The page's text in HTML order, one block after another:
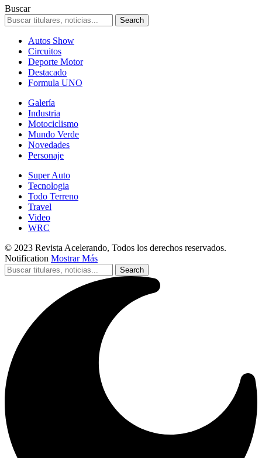
Buscar
Autos Show
Circuitos
Deporte Motor
Destacado
Formula UNO
Galería
Industria
Motociclismo
Mundo Verde
Novedades
Personaje
Super Auto
Tecnologia
Todo Terreno
Travel
Video
WRC
© 2023 Revista Acelerando, Todos los derechos reservados.
Notification Mostrar Más